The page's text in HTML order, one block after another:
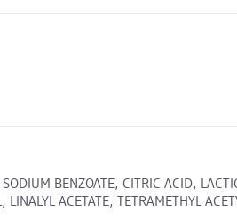
BENZOATE, CITRIC ACID,
ACETATE, TETRAMETHYL